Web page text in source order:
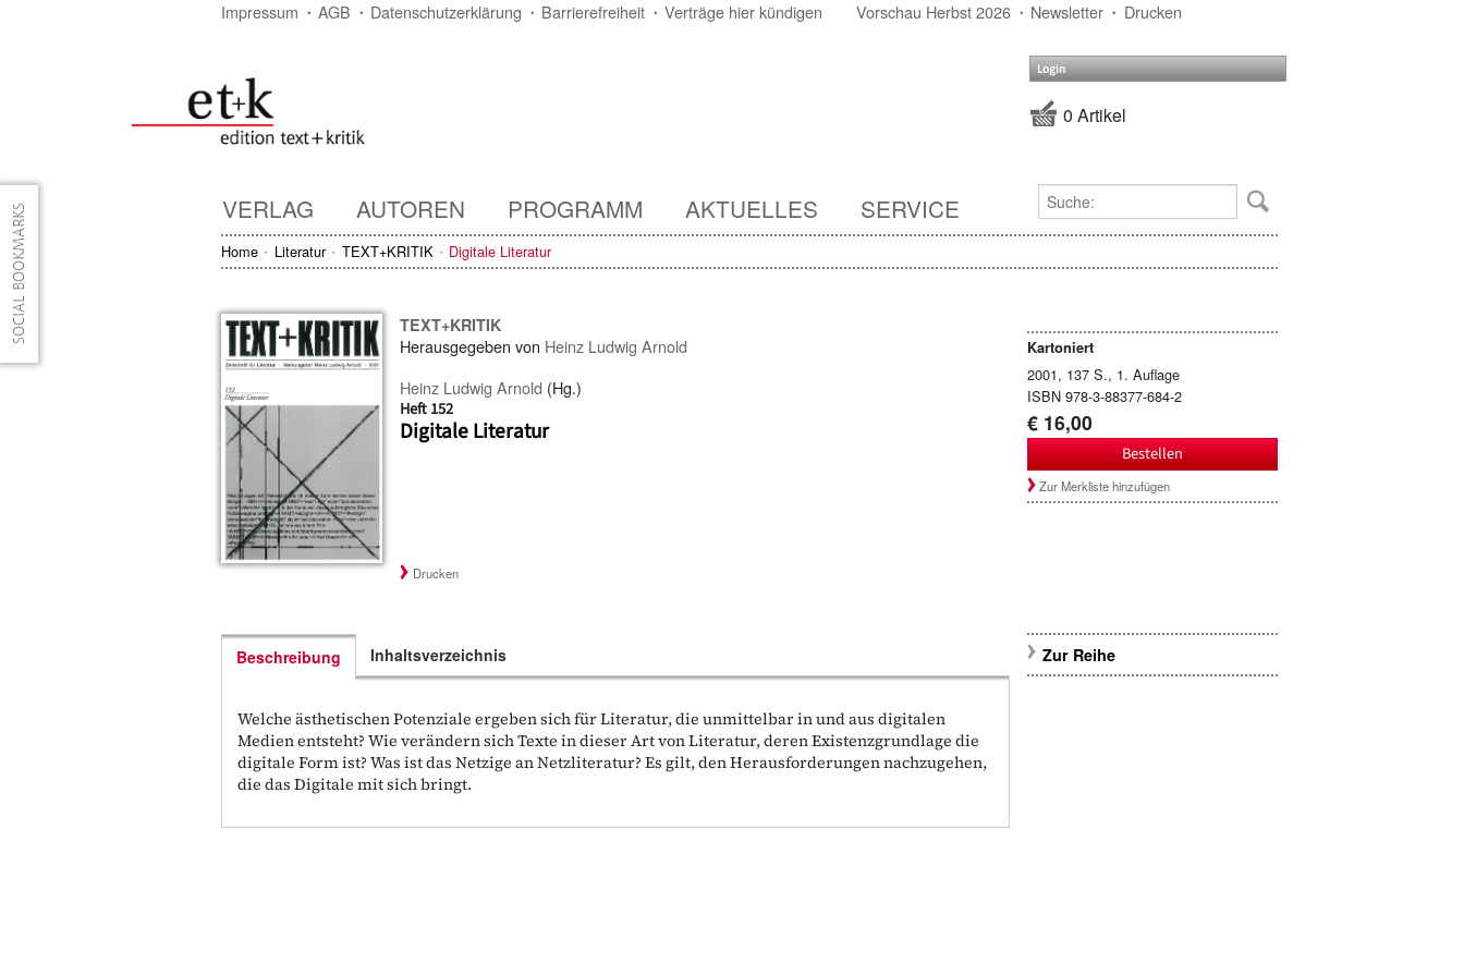
Impressum AGB Datenschutzerklärung Barrierefreiheit Verträge hier kündigen Vorschau Herbst 2026 Newsletter Drucken
Login
0 Artikel
VERLAG AUTOREN PROGRAMM AKTUELLES SERVICE
Home Literatur TEXT+KRITIK Digitale Literatur
TEXT+KRITIK
Herausgegeben von Heinz Ludwig Arnold
Heinz Ludwig Arnold (Hg.)
Heft 152
Digitale Literatur
Kartoniert
2001, 137 S., 1. Auflage
ISBN 978-3-88377-684-2
€ 16,00
Bestellen
Zur Merkliste hinzufügen
Drucken
Beschreibung
Welche ästhetischen Potenziale ergeben sich für Literatur, die unmittelbar in und aus digitalen
Medien entsteht? Wie verändern sich Texte in dieser Art von Literatur, deren Existenzgrundlage die
digitale Form ist? Was ist das Netzige an Netzliteratur? Es gilt, den Herausforderungen nachzugehen,
die das Digitale mit sich bringt.
Inhaltsverzeichnis Zur Reihe